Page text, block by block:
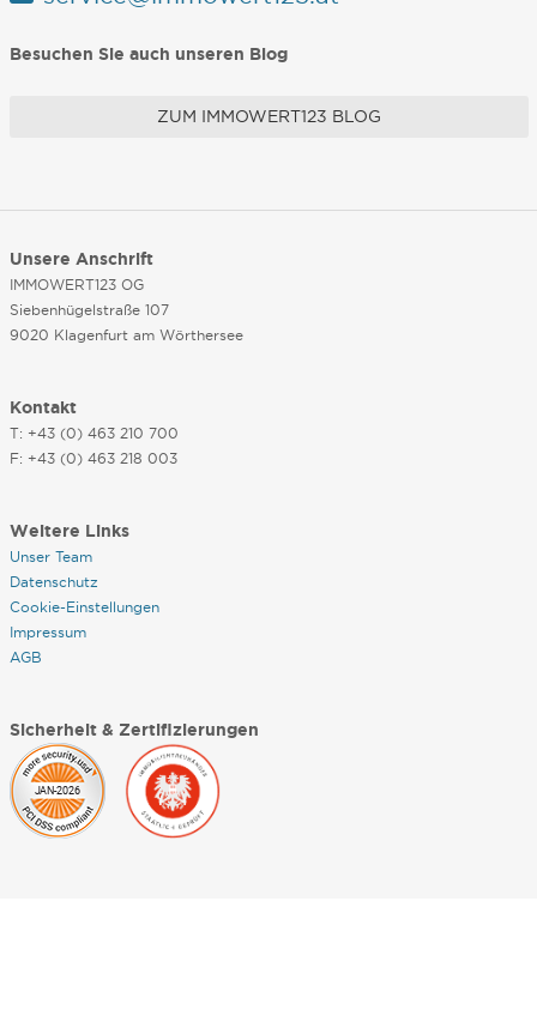
Besuchen Sie auch unseren Blog
ZUM IMMOWERT123 BLOG
Unsere Anschrift
IMMOWERT123 OG
Siebenhügelstraße 107
9020 Klagenfurt am Wörthersee
Kontakt
T: +43 (0) 463 210 700
F: +43 (0) 463 218 003
Weitere Links
Unser Team
Datenschutz
Cookie-Einstellungen
Impressum
AGB
Sicherheit & Zertifizierungen